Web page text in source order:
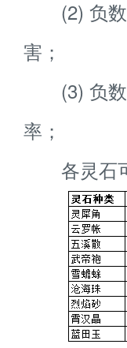
(2) 负数
害；
(3) 负数
率；
各灵石可